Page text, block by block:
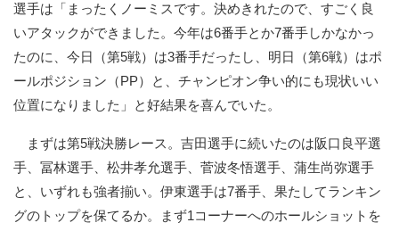
選手は「まったくノーミスです。決めきれたので、すごく良
いアタックができました。今年は6番手とか7番手しかなかっ
たのに、今日（第5戦）は3番手だったし、明日（第6戦）はポ
ールポジション（PP）と、チャンピオン争い的にも現状いい
位置になりました」と好結果を喜んでいた。
まずは第5戦決勝レース。吉田選手に続いたのは阪口良平選
手、冨林選手、松井孝允選手、菅波冬悟選手、蒲生尚弥選手
と、いずれも強者揃い。伊東選手は7番手、果たしてランキン
グのトップを保てるか。まず1コーナーへのホールショットを